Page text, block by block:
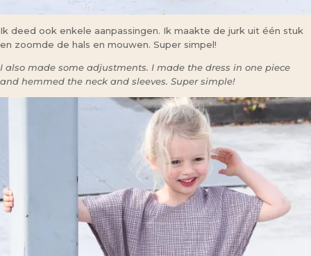
Ik deed ook enkele aanpassingen. Ik maakte de jurk uit één stuk
en zoomde de hals en mouwen. Super simpel!
I also made some adjustments. I made the dress in one piece
and hemmed the neck and sleeves. Super simple!